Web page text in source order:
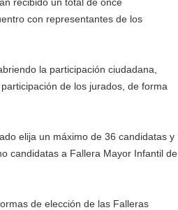
con representantes de los
la participación ciudadana,
de los jurados, de forma
elija un máximo de 36 candidatas y
candidatas a Fallera Mayor Infantil de
de elección de las Falleras